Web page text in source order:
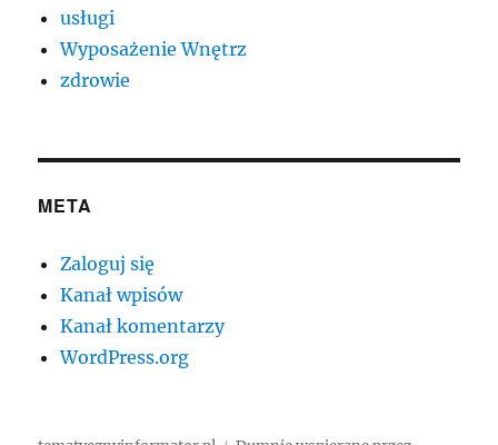
usługi
Wyposażenie Wnętrz
zdrowie
META
Zaloguj się
Kanał wpisów
Kanał komentarzy
WordPress.org